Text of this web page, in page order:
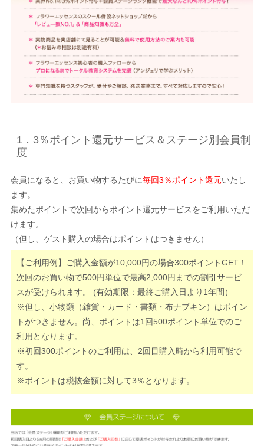
1．3％ポイント還元サービス＆ステージ別会員制
度
会員になると、お買い物するたびに毎回3％ポイント還元いたし
ます。
集めたポイントで次回からポイント還元サービスをご利用いただ
けます。
（但し、ゲスト購入の場合はポイントはつきません）
【ご利用例】ご購入金額が10,000円の場合300ポイントGET！
次回のお買い物で500円単位で最高2,000円までの割引サービ
スが受けられます。 (有効期限：最終ご購入日より1年間）
※但し、小物類（雑貨・カード・書類・布ナプキン）はポイン
トがつきません。尚、ポイントは1回500ポイント単位でのご
利用となります。
※初回300ポイントのご利用は、2回目購入時から利用可能で
す。
※ポイントは税抜金額に対して3％となります。